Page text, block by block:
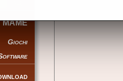
MAME
Giochi